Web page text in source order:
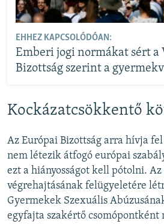
EHHEZ KAPCSOLÓDÓAN:
Emberi jogi normákat sért a
Bizottság szerint a
Kockázatcsökkentő
Az Európai Bizottság arra hívja
nem létezik átfogó európai
ezt a hiányosságot kell pótolni. Az
végrehajtásának felügyeletére
Gyermekek Szexuális
egyfajta szakértő